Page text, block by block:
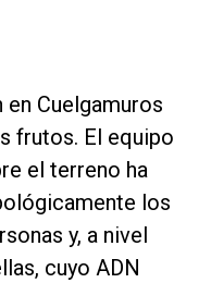
Cuelgamuros
frutos. El equipo
el terreno ha
los
y, a nivel
cuyo ADN